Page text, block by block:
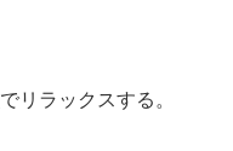
でリラックスする。